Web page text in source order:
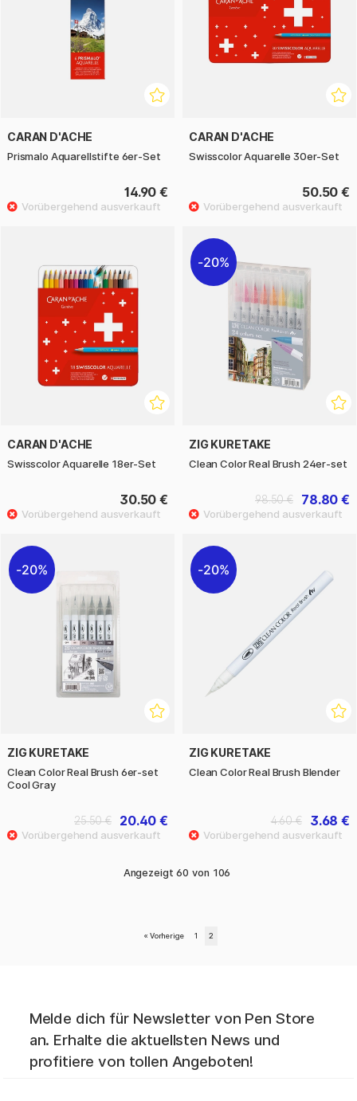
CARAN D'ACHE
Prismalo Aquarellstifte 6er-Set
14.90 €
CARAN D'ACHE
Swisscolor Aquarelle 30er-Set
50.50 €
CARAN D'ACHE
Swisscolor Aquarelle 18er-Set
30.50 €
20%
ZIG KURETAKE
Clean Color Real Brush 24er-set
78.80 €
98.50 €
20%
ZIG KURETAKE
Clean Color Real Brush 6er-set
Cool Gray
20.40 €
25.50 €
20%
ZIG KURETAKE
Clean Color Real Brush Blender
3.68 €
4.60 €
Angezeigt 60 von 106
« Vorherige 1 2
Melde dich für Newsletter von Pen Store
an. Erhalte die aktuellsten News und
profitiere von tollen Angeboten!